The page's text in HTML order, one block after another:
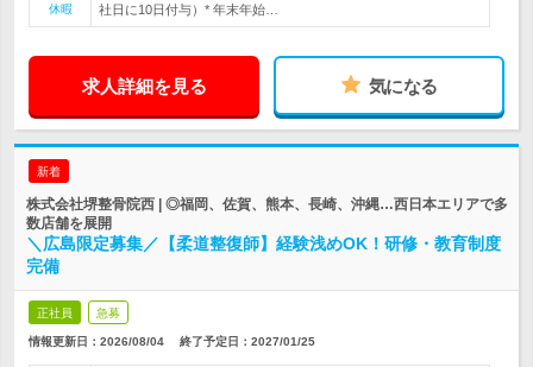
休暇
社日に10日付与）* 年末年始…
求人詳細を見る 気になる
新着
株式会社堺整骨院西 | ◎福岡、佐賀、熊本、長崎、沖縄…西日本エリアで多
数店舗を展開
＼広島限定募集／【柔道整復師】経験浅めOK！研修・教育制度
完備
正社員 急募
情報更新日：2026/08/04 終了予定日： 2027/01/25